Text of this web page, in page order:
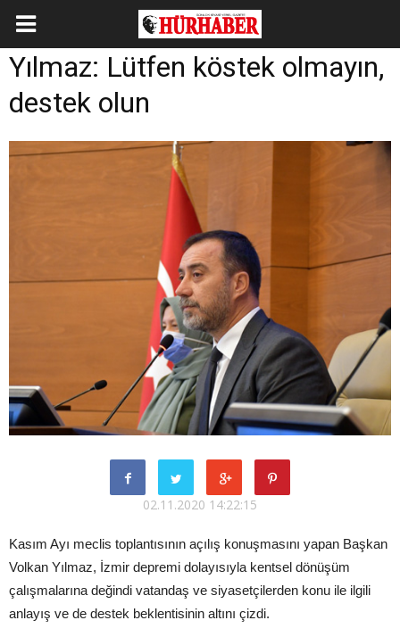
Yılmaz: Lütfen köstek olmayın,
destek olun
02.11.2020 14:22:15
Kasım Ayı meclis toplantısının açılış konuşmasını yapan Başkan
Volkan Yılmaz, İzmir depremi dolayısıyla kentsel dönüşüm
çalışmalarına değindi vatandaş ve siyasetçilerden konu ile ilgili
anlayış ve de destek beklentisinin altını çizdi.